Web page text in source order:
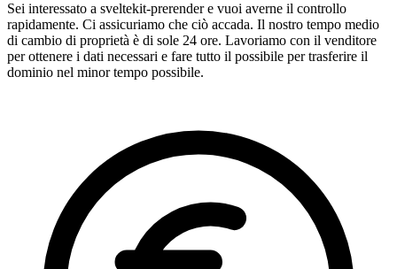
Sei interessato a sveltekit-prerender e vuoi averne il controllo
rapidamente. Ci assicuriamo che ciò accada. Il nostro tempo medio
di cambio di proprietà è di sole 24 ore. Lavoriamo con il venditore
per ottenere i dati necessari e fare tutto il possibile per trasferire il
dominio nel minor tempo possibile.